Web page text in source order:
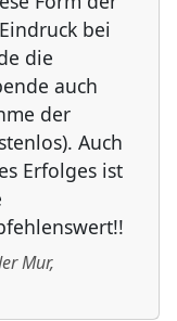
bei
die
auch
der
Auch
Erfolges ist
Mur,